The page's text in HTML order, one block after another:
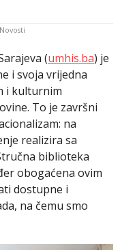
Novosti
(umhis.ba) je
i svoja vrijedna
i kulturnim
To je završni
na
realizira sa
biblioteka
obogaćena ovim
dostupne i
na čemu smo